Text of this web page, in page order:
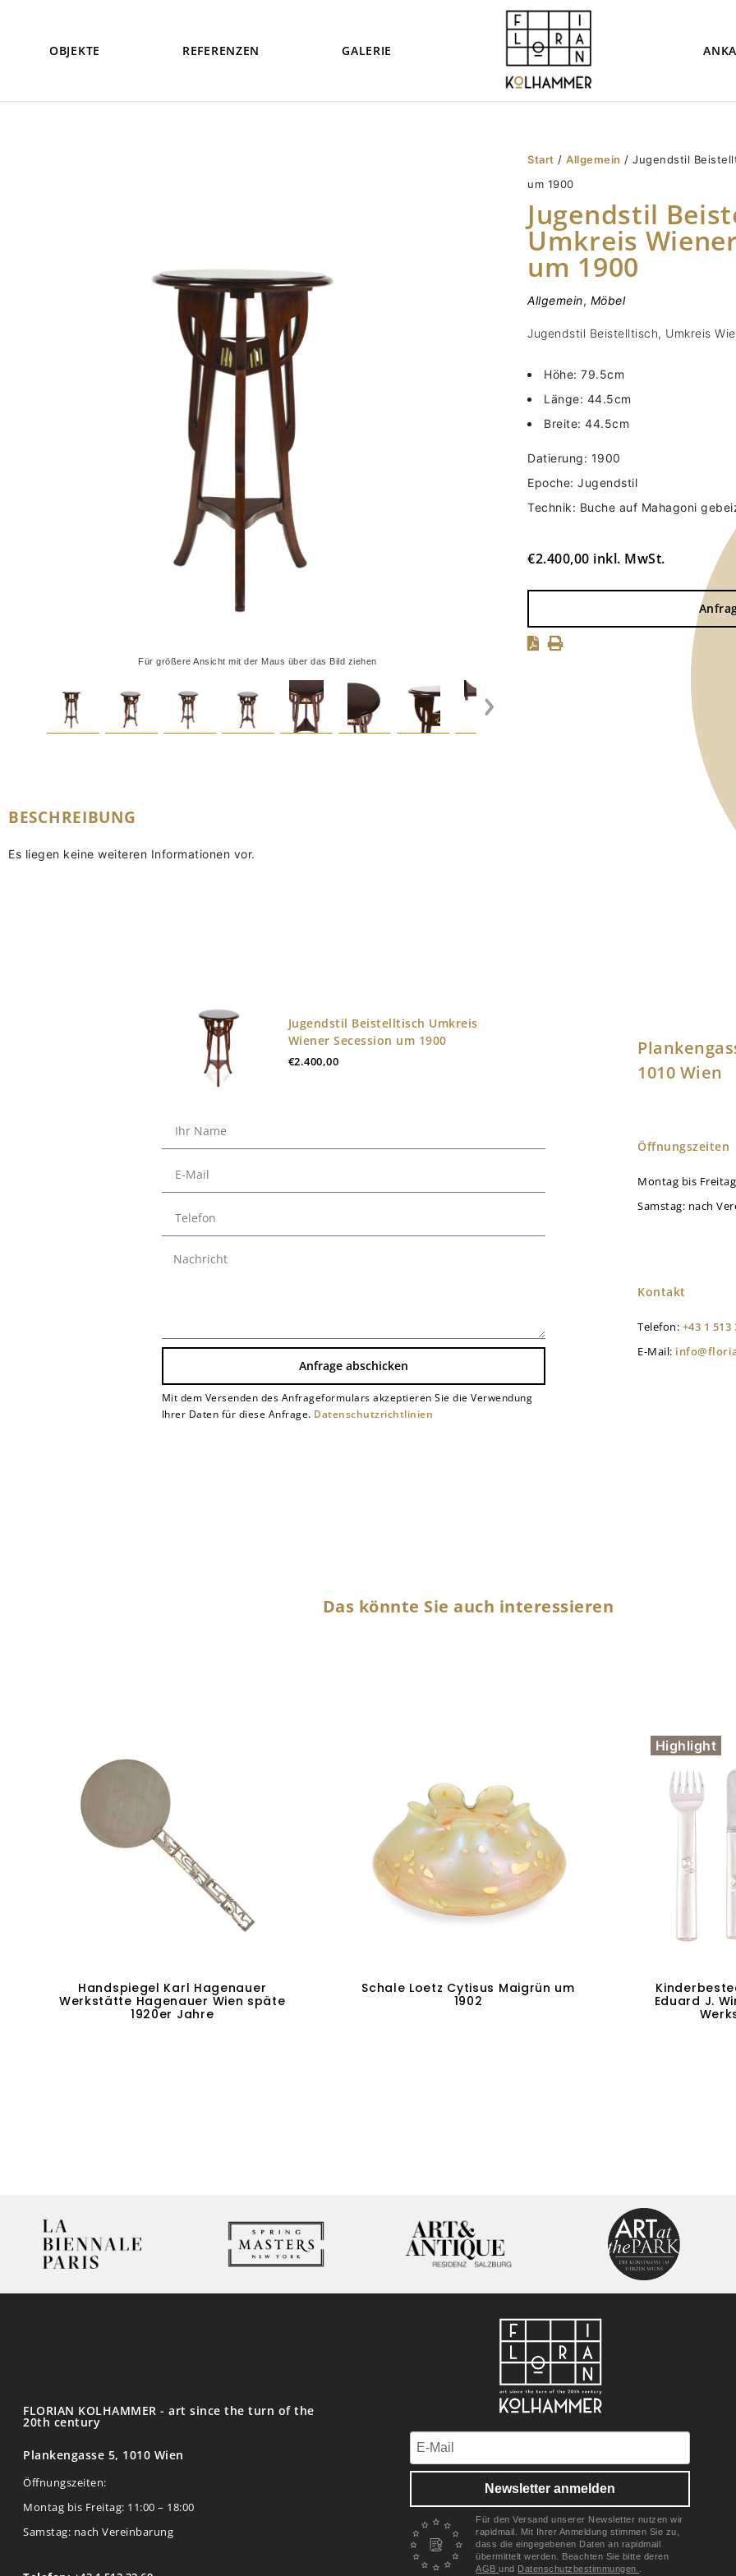
OBJEKTE REFERENZEN GALERIE
Für größere Ansicht mit der Maus über das Bild ziehen
Start / Allgemein / Jugendstil
um 1900
Jugendstil
Umkreis
um 1900
Allgemein, Möbel
Jugendstil Beistelltisch, Umkreis
Höhe: 79.5cm
Länge: 44.5cm
Breite: 44.5cm
Datierung: 1900
Epoche: Jugendstil
Technik: Buche auf Mahagoni
€2.400,00 inkl. MwSt.
BESCHREIBUNG
Es liegen keine weiteren Informationen vor.
Jugendstil Beistelltisch Umkreis
Wiener Secession um 1900
€2.400,00
Anfrage abschicken
Alternative:
Mit dem Versenden des Anfrageformulars akzeptieren Sie die Verwendung
Ihrer Daten für diese Anfrage. Datenschutzrichtlinien
1010 Wien
Öffnungszeiten
Montag bis
Samstag: nach
Kontakt
Telefon: +43 1 513
E-Mail:
Das könnte Sie auch interessieren
Handspiegel Karl Hagenauer
Werkstätte Hagenauer Wien späte
1920er Jahre
Schale Loetz Cytisus Maigrün um
1902
Highlight
Eduard J.
FLORIAN KOLHAMMER - art since the turn of the
20th century
Plankengasse 5, 1010 Wien
Öffnungszeiten:
Montag bis Freitag: 11:00 – 18:00
Samstag: nach Vereinbarung
Newsletter anmelden
Für den Versand unserer Newsletter nutzen wir
rapidmail. Mit Ihrer Anmeldung stimmen Sie zu,
dass die eingegebenen Daten an rapidmail
übermittelt werden. Beachten Sie bitte deren
AGBund Datenschutzbestimmungen